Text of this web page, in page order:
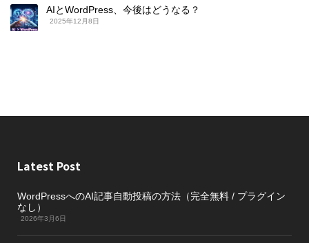
AIとWordPress、今後はどうなる？
2025年12月8日
Latest Post
WordPressへのAI記事自動投稿の方法（完全無料 / プラグイン
なし）
2026年3月6日